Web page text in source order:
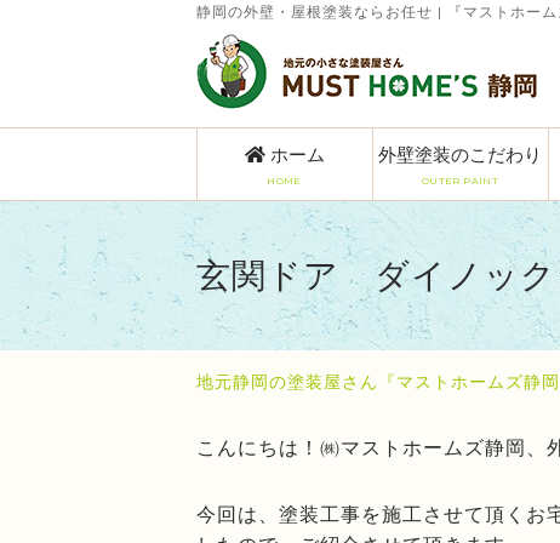
静岡の外壁・屋根塗装ならお任せ | 『マストホーム
ホーム
HOME
外壁塗装のこだわり
OUTER PAINT
玄関ドア ダイノッ
地元静岡の塗装屋さん『マストホームズ静岡
こんにちは！㈱マストホームズ静岡、
今回は、塗装工事を施工させて頂くお